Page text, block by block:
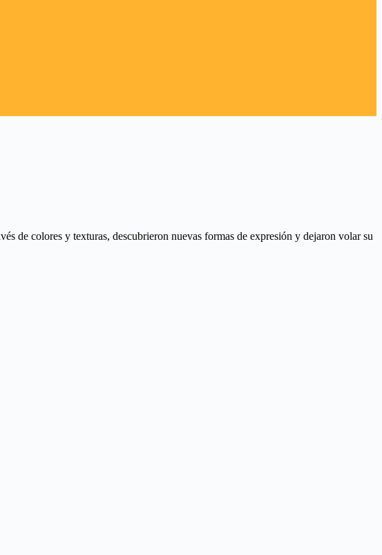
de colores y texturas, descubrieron nuevas formas de expresión y dejaron volar su